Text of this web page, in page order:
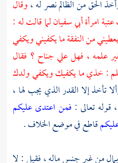
الحق من الظالم نصر له ،وقال
امرأة أبي سفيانلما قالت له :
من النفقة ما يكفيني ويكفي
علمه ، فهل علي جناح ؟ فقال
: خذي ما يكفيك ويكفي ولدك
تأخذ إلا القدر الذي يجب لها ،
تعالى : فمن اعتدى عليكم
قاطع في موضع الخلاف .
بمال من غير جنس ماله ، فقيل : لا